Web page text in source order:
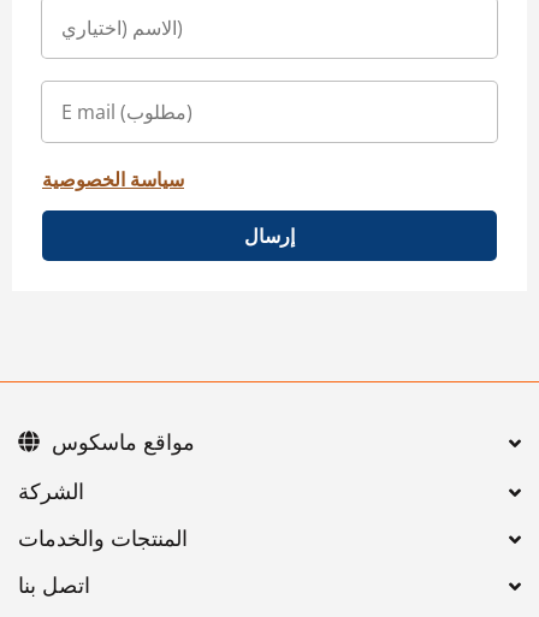
سياسة الخصوصية
إرسال
اتصل بنا
مواقع ماسكوس